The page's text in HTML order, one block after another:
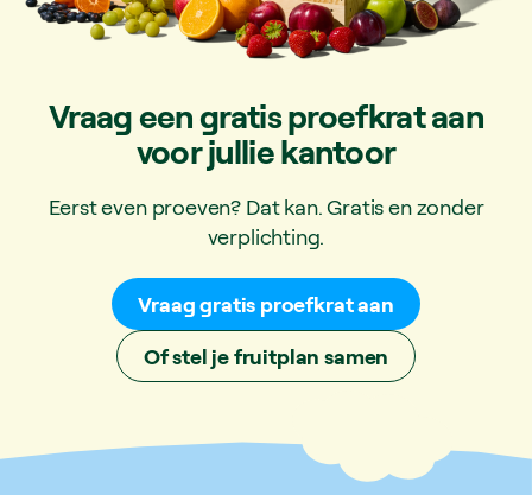
Vraag een gratis proefkrat aan
voor jullie kantoor
Eerst even proeven? Dat kan. Gratis en zonder
verplichting.
Vraag gratis proefkrat aan
Of stel je fruitplan samen